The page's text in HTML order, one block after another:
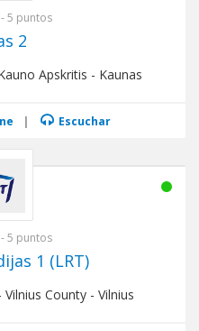
- 5 puntos
2
Apskritis - Kaunas
| Escuchar
- 5 puntos
1 (LRT)
County - Vilnius